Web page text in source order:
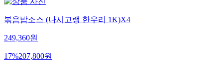
볶음밥소스 (나시고랭 한우리 1K)X4
249,360원
17%207,800원